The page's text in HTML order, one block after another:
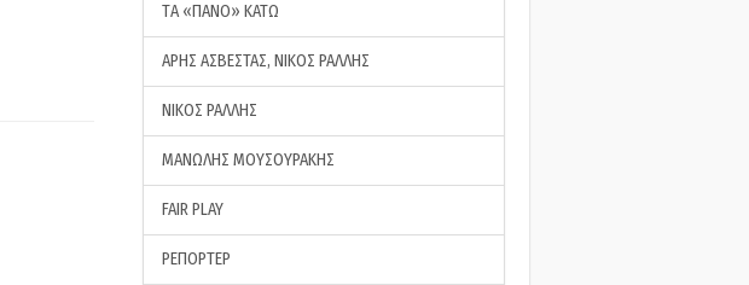
ΤA «ΠΑΝΟ» ΚΑΤΩ
ΑΡΗΣ ΑΣΒΕΣΤΑΣ, ΝΙΚΟΣ ΡΑΛΛΗΣ
ΝΙΚΟΣ ΡΑΛΛΗΣ
ΜΑΝΩΛΗΣ ΜΟΥΣΟΥΡΑΚΗΣ
FAIR PLAY
ΡΕΠΟΡΤΕΡ